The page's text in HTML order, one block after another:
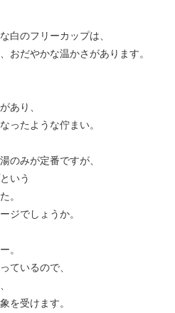
白のフリーカップは、
おだやかな温かさがあります。
あり、
ったような佇まい。
のみが定番ですが、
いう
。
ジでしょうか。
。
ているので、
を受けます。